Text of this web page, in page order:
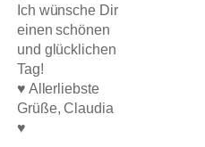
Ich wünsche Dir
einen schönen
und glücklichen
Tag!
♥ Allerliebste
Grüße, Claudia
♥